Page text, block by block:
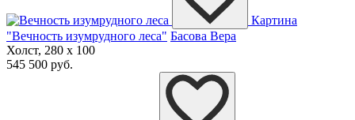
Картина
"Вечность изумрудного леса" Басова Вера
Холст, 280 x 100
545 500 руб.